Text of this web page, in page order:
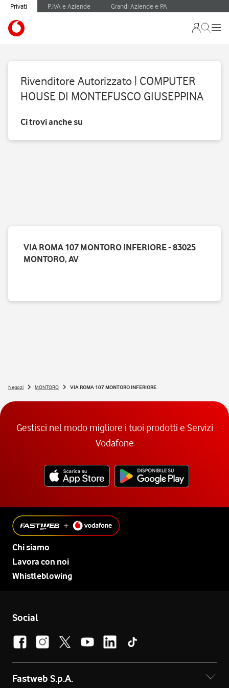
Privati P.IVA e Aziende Grandi Aziende e PA
Rivenditore Autorizzato | COMPUTER
HOUSE DI MONTEFUSCO GIUSEPPINA
Ci trovi anche su
VIA ROMA 107 MONTORO INFERIORE - 83025
MONTORO, AV
Negozi MONTORO VIA ROMA 107 MONTORO INFERIORE
Gestisci nel modo migliore i tuoi prodotti e Servizi
Vodafone
Chi siamo
Lavora con noi
Whistleblowing
Social
Fastweb S.p.A.